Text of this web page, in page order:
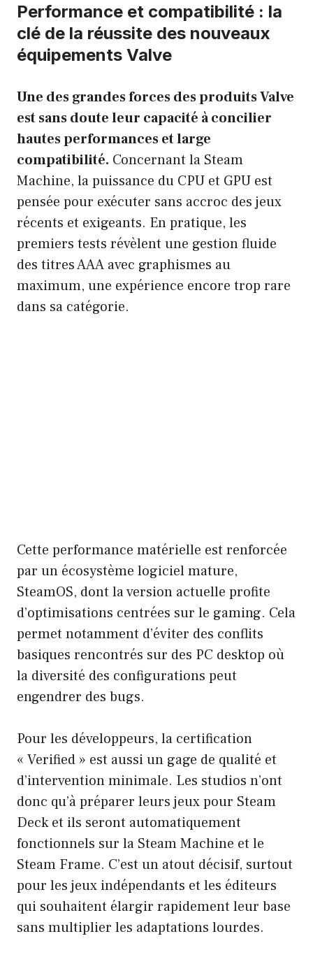
Performance et compatibilité : la
clé de la réussite des nouveaux
équipements Valve
Une des grandes forces des produits Valve
est sans doute leur capacité à concilier
hautes performances et large
compatibilité. Concernant la Steam
Machine, la puissance du CPU et GPU est
pensée pour exécuter sans accroc des jeux
récents et exigeants. En pratique, les
premiers tests révèlent une gestion fluide
des titres AAA avec graphismes au
maximum, une expérience encore trop rare
dans sa catégorie.
Cette performance matérielle est renforcée
par un écosystème logiciel mature,
SteamOS, dont la version actuelle profite
d’optimisations centrées sur le gaming. Cela
permet notamment d’éviter des conflits
basiques rencontrés sur des PC desktop où
la diversité des configurations peut
engendrer des bugs.
Pour les développeurs, la certification
« Verified » est aussi un gage de qualité et
d’intervention minimale. Les studios n’ont
donc qu’à préparer leurs jeux pour Steam
Deck et ils seront automatiquement
fonctionnels sur la Steam Machine et le
Steam Frame. C’est un atout décisif, surtout
pour les jeux indépendants et les éditeurs
qui souhaitent élargir rapidement leur base
sans multiplier les adaptations lourdes.